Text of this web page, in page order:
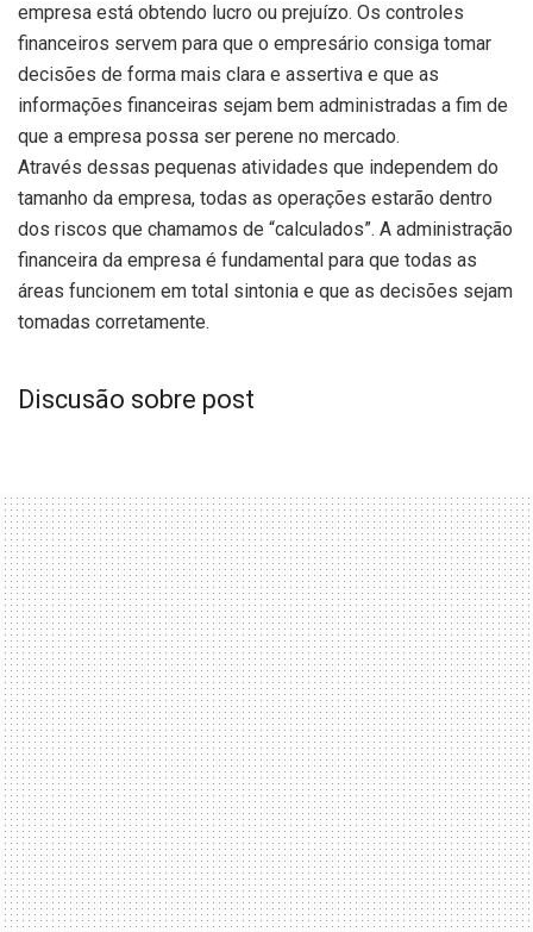
empresa está obtendo lucro ou prejuízo. Os controles
financeiros servem para que o empresário consiga tomar
decisões de forma mais clara e assertiva e que as
informações financeiras sejam bem administradas a fim de
que a empresa possa ser perene no mercado.
Através dessas pequenas atividades que independem do
tamanho da empresa, todas as operações estarão dentro
dos riscos que chamamos de “calculados”. A administração
financeira da empresa é fundamental para que todas as
áreas funcionem em total sintonia e que as decisões sejam
tomadas corretamente.
Discusão sobre post